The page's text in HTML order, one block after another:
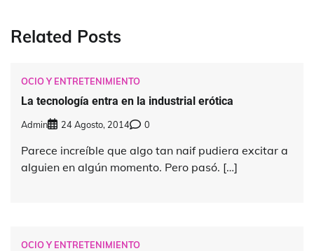
Related Posts
OCIO Y ENTRETENIMIENTO
La tecnología entra en la industrial erótica
Admin 24 Agosto, 2014 0
Parece increíble que algo tan naif pudiera excitar a
alguien en algún momento. Pero pasó. […]
OCIO Y ENTRETENIMIENTO